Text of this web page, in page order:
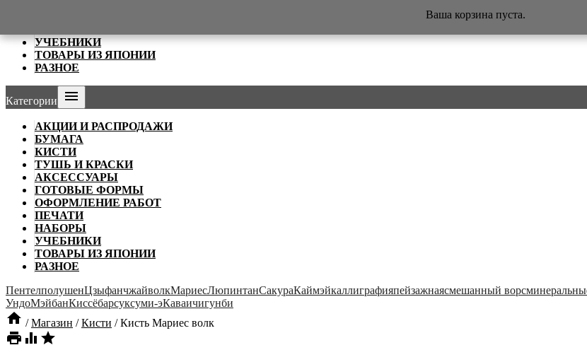
УЧЕБНИКИ
ТОВАРЫ ИЗ ЯПОНИИ
РАЗНОЕ
Категории 
АКЦИИ И РАСПРОДАЖИ
БУМАГА
КИСТИ
ТУШЬ И КРАСКИ
АКСЕССУАРЫ
ГОТОВЫЕ ФОРМЫ
ОФОРМЛЕНИЕ РАБОТ
ПЕЧАТИ
НАБОРЫ
УЧЕБНИКИ
ТОВАРЫ ИЗ ЯПОНИИ
РАЗНОЕ
ПентелполушенЦзыфанчжайволкМариесЛюпинтанСакураКаймэйкаллиграфияпейзажнаясмешанный ворс
УндоМэйбанКиссёбарсуксуми-эКаваичигунби
 / Магазин / Кисти /Кисть Мариес волк
  
Ваша корзина пуста.